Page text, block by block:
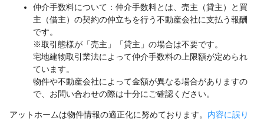
仲介手数料について：仲介手数料とは、売主（貸主）と買
主（借主）の契約の仲立ちを行う不動産会社に支払う報酬
です。
※取引態様が「売主」「貸主」の場合は不要です。
宅地建物取引業法によって仲介手数料の上限額が定められ
ています。
物件や不動産会社によって金額が異なる場合がありますの
で、お問い合わせの際は十分にご確認ください。
アットホームは物件情報の適正化に努めております。 内容に誤り